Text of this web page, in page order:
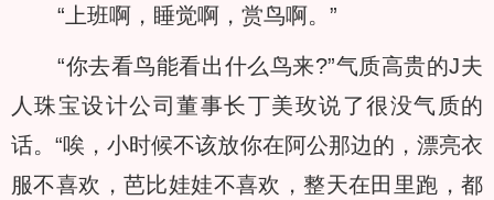
“上班啊，睡觉啊，赏鸟啊。”
“你去看鸟能看出什么鸟来?”气质高贵的J夫
人珠宝设计公司董事长丁美玫说了很没气质的
话。“唉，小时候不该放你在阿公那边的，漂亮衣
服不喜欢，芭比娃娃不喜欢，整天在田里跑，都